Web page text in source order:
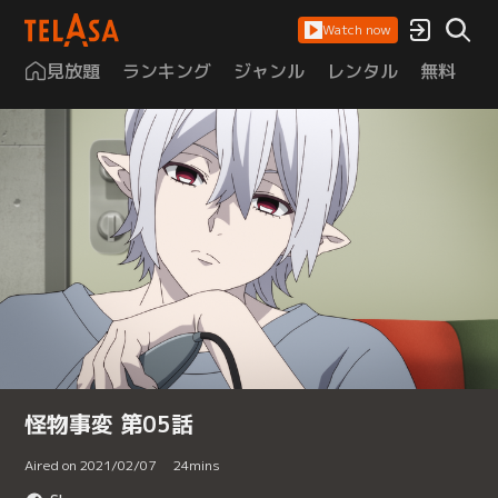
Watch now
見放題 ランキング ジャンル レンタル 無料
怪物事変 第05話
Aired on 2021/02/07 24mins